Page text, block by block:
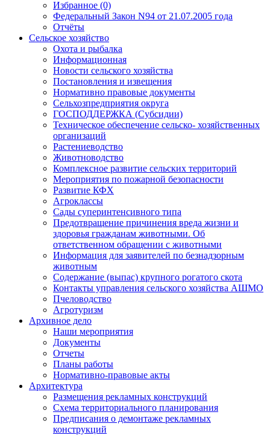
Избранное (0)
Федеральный Закон N94 от 21.07.2005 года
Отчёты
Сельское хозяйство
Охота и рыбалка
Информационная
Новости сельского хозяйства
Постановления и извещения
Нормативно правовые документы
Сельхозпредприятия округа
ГОСПОДДЕРЖКА (Субсидии)
Техническое обеспечение сельско- хозяйственных
организаций
Растениеводство
Животноводство
Комплексное развитие сельских территорий
Мероприятия по пожарной безопасности
Развитие КФХ
Агроклассы
Сады суперинтенсивного типа
Предотвращение причинения вреда жизни и
здоровья гражданам животными. Об
ответственном обращении с животными
Информация для заявителей по безнадзорным
животным
Содержание (выпас) крупного рогатого скота
Контакты управления сельского хозяйства АШМО
Пчеловодство
Агротуризм
Архивное дело
Наши мероприятия
Документы
Отчеты
Планы работы
Нормативно-правовые акты
Архитектура
Размещения рекламных конструкций
Схема территориального планирования
Предписания о демонтаже рекламных
конструкций